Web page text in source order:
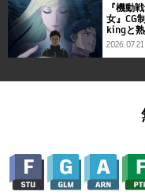
『機動
女』CG
kingと
2026.07.21